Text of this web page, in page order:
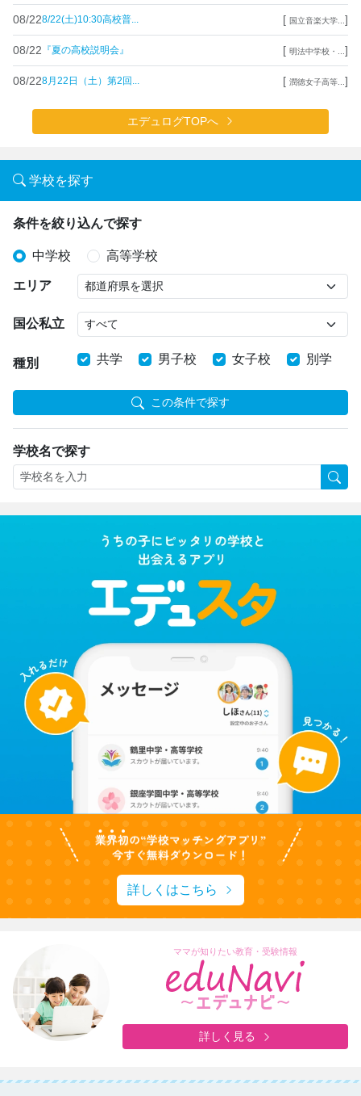
08/228/22(土)10:30高校普... [ 国立音楽大学... ]
08/22 『夏の高校説明会』 [ 明法中学校・... ]
08/228月22日（土）第2回... [ 潤徳女子高等... ]
エデュログTOPへ
学校を探す
条件を絞り込んで探す
中学校 高等学校
エリア
国公私立
種別 共学 男子校 女子校 別学
この条件で探す
学校名で探す
詳しくはこちら
ママが知りたい教育・受験情報
詳しく見る